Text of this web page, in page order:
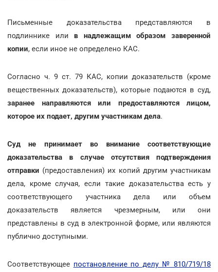
Письменные доказательства представляются в
подлиннике или в надлежащим образом заверенной
копии, если иное не определено КАС.
Согласно ч. 9 ст. 79 КАС, копии доказательств (кроме
вещественных доказательств), которые подаются в суд,
заранее направляются или предоставляются лицом,
которое их подает, другим участникам дела.
Суд не принимает во внимание соответствующие
доказательства в случае отсутствия подтверждения
отправки (предоставления) их копий другим участникам
дела, кроме случая, если такие доказательства есть у
соответствующего участника дела или объем
доказательств является чрезмерным, или они
представлены в суд в электронной форме, или являются
публично доступными.
Соответствующее постановление по делу № 810/719/18